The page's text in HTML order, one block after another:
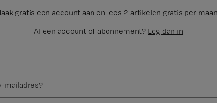
gratis een account aan en lees 2 artikelen gratis per
Al een account of abonnement? Log dan in